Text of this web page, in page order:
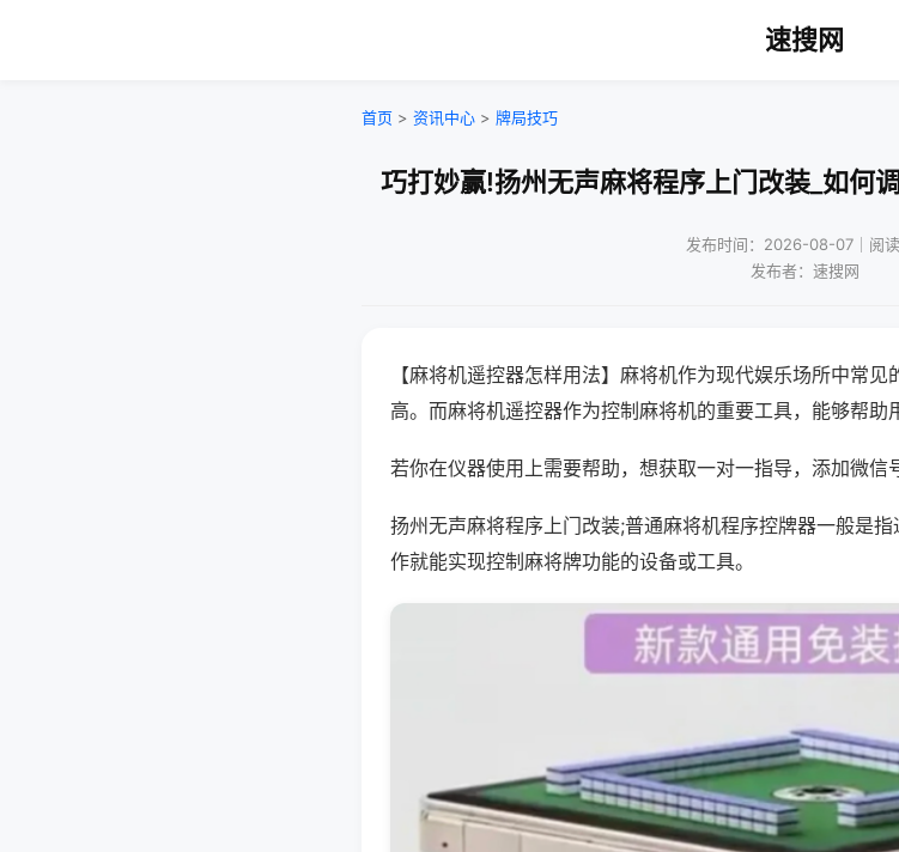
速搜网
首页 > 资讯中心 > 牌局技巧
巧打妙赢!扬州无声麻将程序上门改装_如何
发布时间：2026-08-07｜阅
发布者：速搜网
【麻将机遥控器怎样用法】麻将机作为现代娱乐场所中常
高。而麻将机遥控器作为控制麻将机的重要工具，能够帮助
若你在仪器使用上需要帮助，想获取一对一指导，添加微信
扬州无声麻将程序上门改装;普通麻将机程序控牌器一般是
作就能实现控制麻将牌功能的设备或工具。